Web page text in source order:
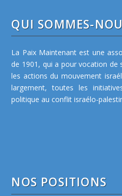
QUI SOMMES-
La Paix Maintenant est une
de 1901, qui a pour vocation
les actions du mouvement
largement, toutes les
politique au conflit israélo-
NOS POSITIONS